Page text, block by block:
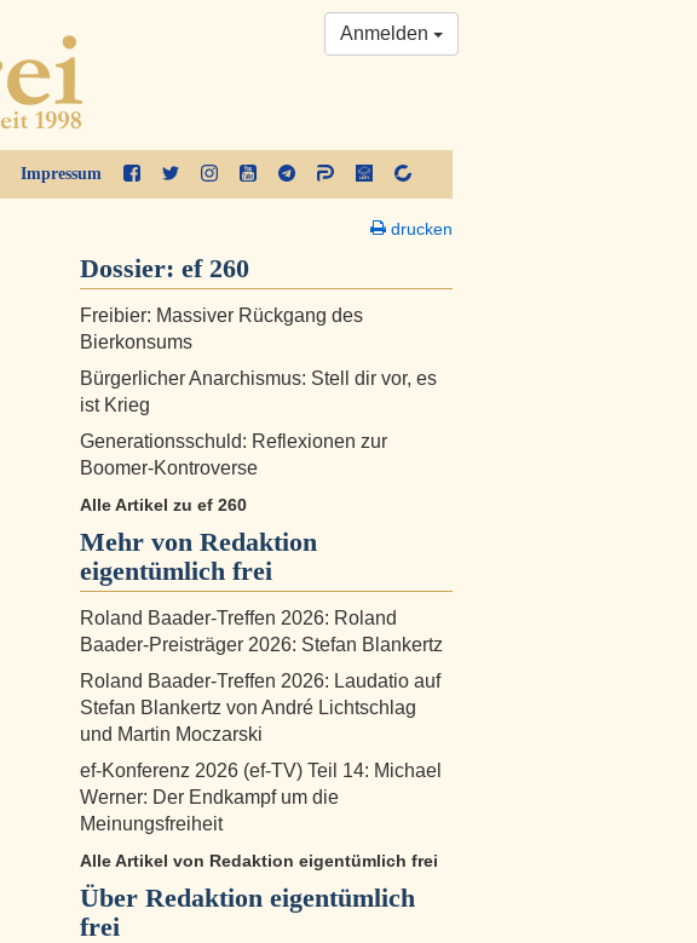
Impressum
Anmelden
drucken
Dossier: ef 260
Freibier: Massiver Rückgang des
Bierkonsums
Bürgerlicher Anarchismus: Stell dir vor, es
ist Krieg
Generationsschuld: Reflexionen zur
Boomer-Kontroverse
Alle Artikel zu ef 260
Mehr von Redaktion
eigentümlich frei
Roland Baader-Treffen 2026: Roland
Baader-Preisträger 2026: Stefan Blankertz
Roland Baader-Treffen 2026: Laudatio auf
Stefan Blankertz von André Lichtschlag
und Martin Moczarski
ef-Konferenz 2026 (ef-TV) Teil 14: Michael
Werner: Der Endkampf um die
Meinungsfreiheit
Alle Artikel von Redaktion eigentümlich frei
Über Redaktion eigentümlich
frei